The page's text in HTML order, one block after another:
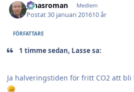
jonasroman Medlem
Postat30 januari 201610 år
FÖRFATTARE
1 timme sedan, Lasse sa:
Ja halveringstiden för fritt CO2 att bli